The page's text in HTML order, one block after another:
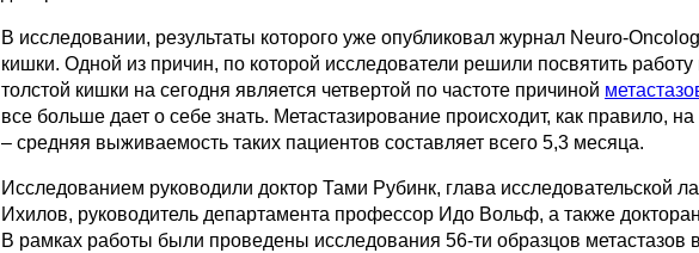
В исследовании, результаты которого уже опубликовал журнал Neuro-
кишки. Одной из причин, по которой исследователи решили посвятить
толстой кишки на сегодня является четвертой по частоте причиной
все больше дает о себе знать. Метастазирование происходит, как правило,
– средняя выживаемость таких пациентов составляет всего 5,3 месяца.
Исследованием руководили доктор Тами Рубинк, глава исследовательской
Ихилов, руководитель департамента профессор Идо Вольф, а также
В рамках работы были проведены исследования 56-ти образцов метастазов